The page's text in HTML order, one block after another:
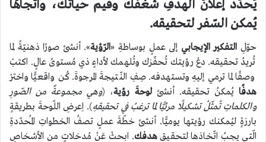
يُحدّد إعلانُ الهدفِ شغفك وقيم حياتك، واتّجاهًا
يُمكن السّفر لتحقيقه.
حوّلِ التفكير الإيجابي إلى عملٍ بوساطةِ «الرّؤية». أنشئ صورًا ذهنيّةً لما
تُريدُ تحقيقه. دعْ رؤيتك تُحفّزك وتُلهمك لأداءٍ ذي مُستوىً عالٍ. اكتبْ
وصفًا لما ترمي إليهِ وتستهدفه. صِفِ النّتيجةَ المرجوةَ. كُن واقعيًّا واخترْ
هدفًايُمكنُ تحقيقه. أنشئلوحةَ رؤية، (وهي مجموعةٌ من الصّورِ
والكلماتِ تُمثّلُ تشكيلًا مرئيًّا لما ترغبُ في تحقيقهِ). اِعرضِ اللّوحةَ بطريقةٍ
بارزةٍ ليُمكنك رؤيتها يوميًّا. أنشئ خطّةَ عملٍ تصفُ الخطواتِ المُحدّدةِ
الّتي يجبُ اتّخاذها لتحقيقِ هدفك. ابحثْ عَنْ مُدخلاتٍ من الأشخاصِ